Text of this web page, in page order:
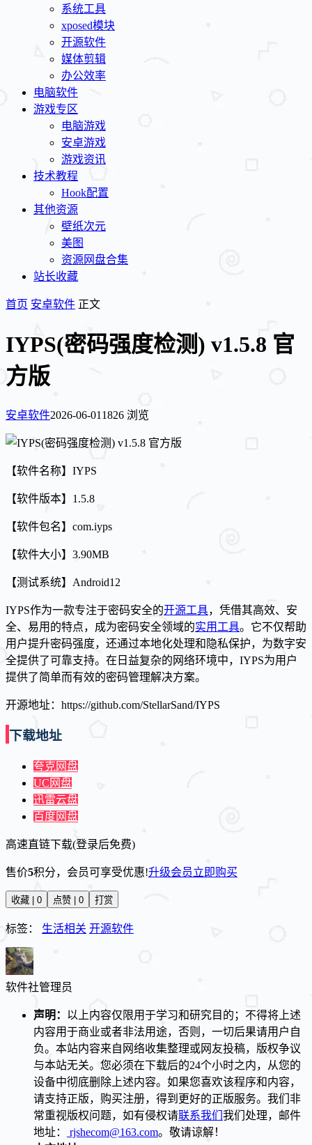
系统工具
xposed模块
开源软件
媒体剪辑
办公效率
电脑软件
游戏专区
电脑游戏
安卓游戏
游戏资讯
技术教程
Hook配置
其他资源
壁纸次元
美图
资源网盘合集
站长收藏
首页 安卓软件 正文
IYPS(密码强度检测) v1.5.8 官
方版
安卓软件2026-06-01 1826 浏览
【软件名称】IYPS
【软件版本】1.5.8
【软件包名】com.iyps
【软件大小】3.90MB
【测试系统】Android12
IYPS作为一款专注于密码安全的开源工具，凭借其高效、安
全、易用的特点，成为密码安全领域的实用工具。它不仅帮助
用户提升密码强度，还通过本地化处理和隐私保护，为数字安
全提供了可靠支持。在日益复杂的网络环境中，IYPS为用户
提供了简单而有效的密码管理解决方案。
开源地址：https://github.com/StellarSand/IYPS
下载地址
夸克网盘
UC网盘
迅雷云盘
百度网盘
高速直链下载(登录后免费)
售价5积分，会员可享受优惠!升级会员立即购买
收藏 | 0 点赞 | 0 打赏
标签： 生活相关 开源软件
软件社管理员
声明： 以上内容仅限用于学习和研究目的；不得将上述
内容用于商业或者非法用途，否则，一切后果请用户自
负。本站内容来自网络收集整理或网友投稿，版权争议
与本站无关。您必须在下载后的24个小时之内，从您的
设备中彻底删除上述内容。如果您喜欢该程序和内容，
请支持正版，购买注册，得到更好的正版服务。我们非
常重视版权问题，如有侵权请联系我们 我们处理，邮件
地址：
rjshecom@163.com。敬请谅解！